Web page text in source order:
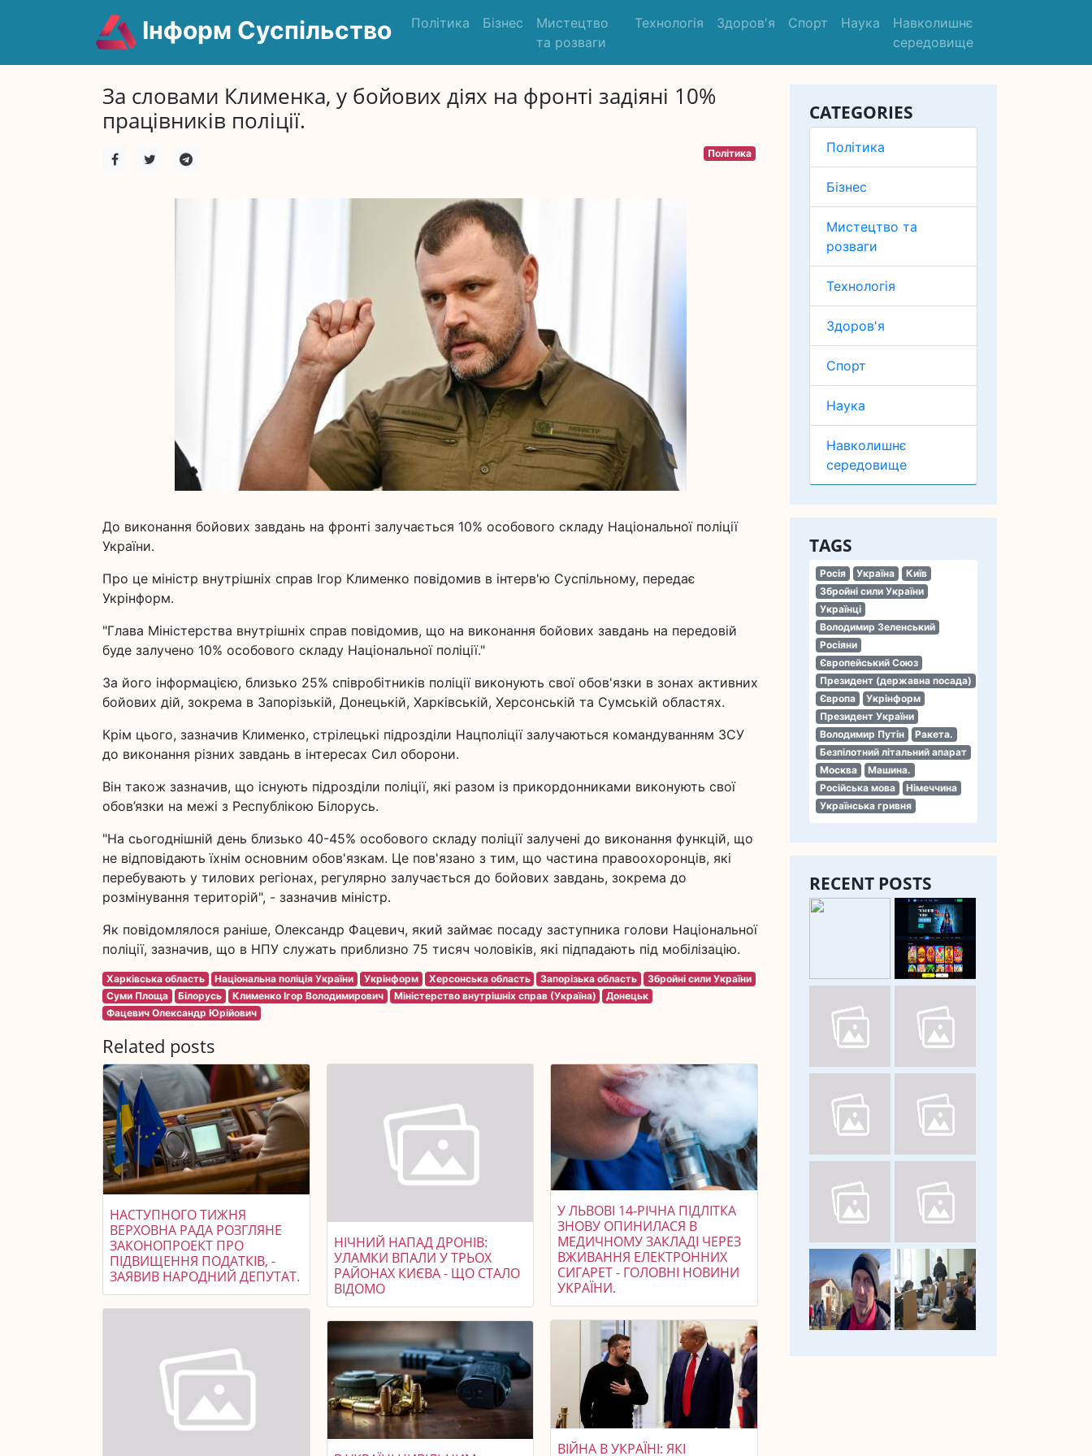
Інформ Суспільство Політика Бізнес
Мистецтво
та розваги
Технологія Здоров'я Спорт Наука
Навколишнє
середовище
CATEGORIES
Політика
Бізнес
Мистецтво та
розваги
Технологія
Здоров'я
Спорт
Наука
Навколишнє
середовище
TAGS
Росія Україна
Київ
Збройні сили України
Українці
Володимир Зеленський
Росіяни
Європейський Союз
Президент (державна посада)
Європа
Укрінформ
Президент України
Володимир Путін
Ракета.
Безпілотний літальний апарат
Москва
Машина.
Російська мова
Німеччина
Українська гривня
RECENT POSTS
За словами Клименка, у бойових діях на фронті задіяні 10%
працівників поліції.
Політика
До виконання бойових завдань на фронті залучається 10% особового складу Національної поліції
України.
Про це міністр внутрішніх справ Ігор Клименко повідомив в інтерв'ю Суспільному, передає
Укрінформ.
"Глава Міністерства внутрішніх справ повідомив, що на виконання бойових завдань на передовій
буде залучено 10% особового складу Національної поліції."
За його інформацією, близько 25% співробітників поліції виконують свої обов'язки в зонах активних
бойових дій, зокрема в Запорізькій, Донецькій, Харківській, Херсонській та Сумській областях.
Крім цього, зазначив Клименко, стрілецькі підрозділи Нацполіції залучаються командуванням ЗСУ
до виконання різних завдань в інтересах Сил оборони.
Він також зазначив, що існують підрозділи поліції, які разом із прикордонниками виконують свої
обов’язки на межі з Республікою Білорусь.
"На сьогоднішній день близько 40-45% особового складу поліції залучені до виконання функцій, що
не відповідають їхнім основним обов'язкам. Це пов'язано з тим, що частина правоохоронців, які
перебувають у тилових регіонах, регулярно залучається до бойових завдань, зокрема до
розмінування територій", - зазначив міністр.
Як повідомлялося раніше, Олександр Фацевич, який займає посаду заступника голови Національної
поліції, зазначив, що в НПУ служать приблизно 75 тисяч чоловіків, які підпадають під мобілізацію.
Харківська область Національна поліція України Укрінформ Херсонська область Запорізька область
Збройні сили України
Суми Площа
Білорусь Клименко Ігор Володимирович Міністерство внутрішніх справ (Україна)
Донецьк
Фацевич Олександр Юрійович
Related posts
НАСТУПНОГО ТИЖНЯ
ВЕРХОВНА РАДА РОЗГЛЯНЕ
ЗАКОНОПРОЕКТ ПРО
ПІДВИЩЕННЯ ПОДАТКІВ, -
ЗАЯВИВ НАРОДНИЙ ДЕПУТАТ.
НІЧНИЙ НАПАД ДРОНІВ:
УЛАМКИ ВПАЛИ У ТРЬОХ
РАЙОНАХ КИЄВА - ЩО СТАЛО
ВІДОМО
У ЛЬВОВІ 14-РІЧНА ПІДЛІТКА
ЗНОВУ ОПИНИЛАСЯ В
МЕДИЧНОМУ ЗАКЛАДІ ЧЕРЕЗ
ВЖИВАННЯ ЕЛЕКТРОННИХ
СИГАРЕТ - ГОЛОВНІ НОВИНИ
УКРАЇНИ.
ВІЙНА В УКРАЇНІ: ЯКІ